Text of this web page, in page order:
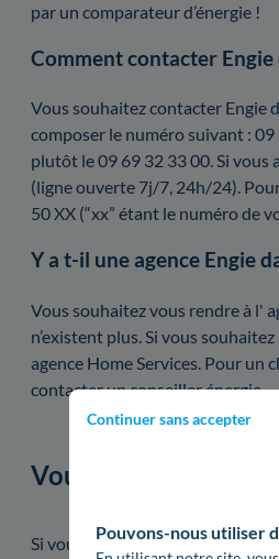
Continuer sans accepter
Pouvons-nous utiliser
par un comparateur d’énergie !
Comment contacter
Vous souhaitez contacter Engie
composer le numéro suivant :
plutôt le 09 69 32 33 00. Si vous
(ligne ouverte 7j/7, 24h/24).
50 XX (“xx” étant le numéro de
Y a t-il une agence Engie
Vous souhaitez vous rendre à l'
n’existent plus. Si vous
agence Home Services. Pour un
contacter un conseiller énergie.
Vous déménagez
Si vous déménagez dans le 01, il